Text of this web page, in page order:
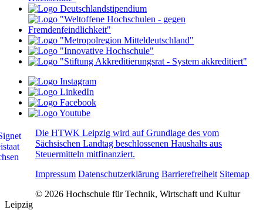
Die HTWK Leipzig wird auf Grundlage des vom
Sächsischen Landtag beschlossenen Haushalts aus
Steuermitteln mitfinanziert.
Impressum Datenschutzerklärung Barrierefreiheit Sitemap
© 2026 Hochschule für Technik, Wirtschaft und Kultur
Leipzig